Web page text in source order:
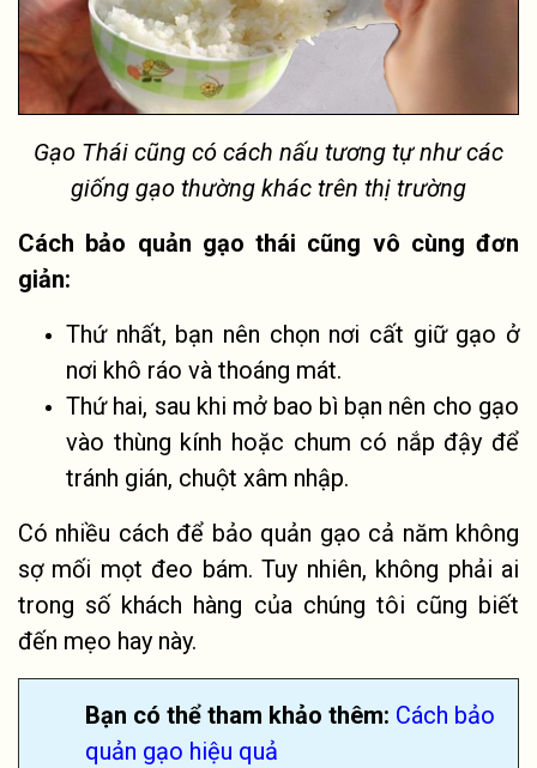
Gạo Thái cũng có cách nấu tương tự như các
giống gạo thường khác trên thị trường
Cách bảo quản gạo thái cũng vô cùng đơn
giản:
Thứ nhất, bạn nên chọn nơi cất giữ gạo ở
nơi khô ráo và thoáng mát.
Thứ hai, sau khi mở bao bì bạn nên cho gạo
vào thùng kính hoặc chum có nắp đậy để
tránh gián, chuột xâm nhập.
Có nhiều cách để bảo quản gạo cả năm không
sợ mối mọt đeo bám. Tuy nhiên, không phải ai
trong số khách hàng của chúng tôi cũng biết
đến mẹo hay này.
Bạn có thể tham khảo thêm: Cách bảo
quản gạo hiệu quả